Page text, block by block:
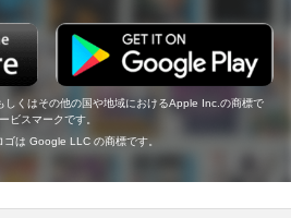
くはその他の国や地域におけるApple Inc.の商標で
ビスマークです。
は Google LLC の商標です。